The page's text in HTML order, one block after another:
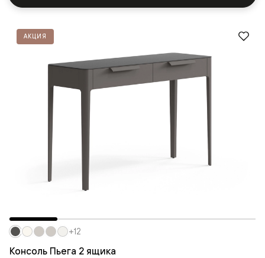
АКЦИЯ
Консоль Пьега 2 ящика
+12